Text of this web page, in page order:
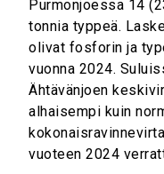
Purmonjoessa 14
tonnia typpeä.
olivat fosforin ja
vuonna 2024.
Ähtävänjoen
alhaisempi kuin
vuoteen 2024